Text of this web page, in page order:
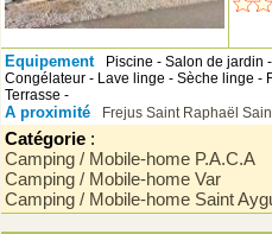
Equipement
Piscine - Salon de jardin
Congélateur - Lave linge - Sèche linge -
Terrasse -
A proximité Frejus Saint Raphaël
Catégorie :
Camping / Mobile-home P.A.C.A
Camping / Mobile-home Var
Camping / Mobile-home Saint